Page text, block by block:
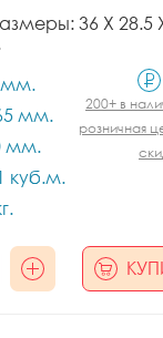
36 X 28.5
мм.
мм.
мм.
куб.м.
200+ в
розничная